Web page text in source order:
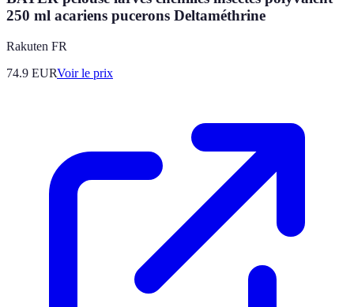
250 ml acariens pucerons Deltaméthrine
Rakuten FR
74.9 EURVoir le prix